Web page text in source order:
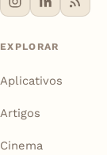
EXPLORAR
Aplicativos
Artigos
Cinema